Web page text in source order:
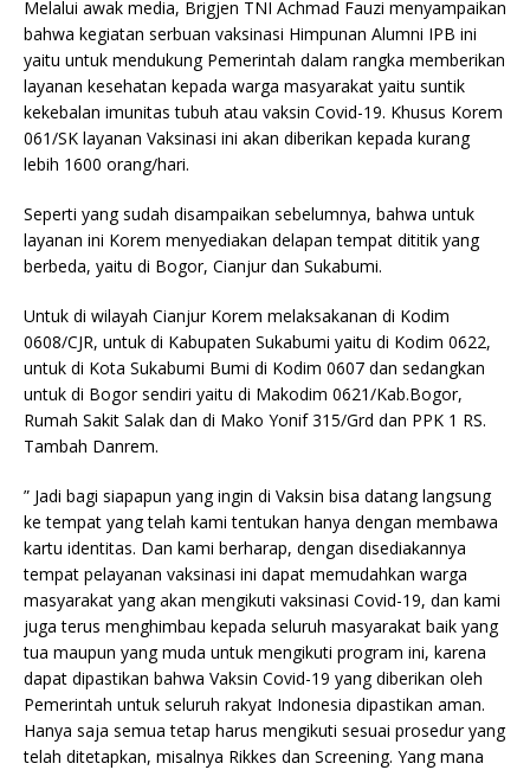
Melalui awak media, Brigjen TNI Achmad Fauzi menyampaikan
bahwa kegiatan serbuan vaksinasi Himpunan Alumni IPB ini
yaitu untuk mendukung Pemerintah dalam rangka memberikan
layanan kesehatan kepada warga masyarakat yaitu suntik
kekebalan imunitas tubuh atau vaksin Covid-19. Khusus Korem
061/SK layanan Vaksinasi ini akan diberikan kepada kurang
lebih 1600 orang/hari.
Seperti yang sudah disampaikan sebelumnya, bahwa untuk
layanan ini Korem menyediakan delapan tempat dititik yang
berbeda, yaitu di Bogor, Cianjur dan Sukabumi.
Untuk di wilayah Cianjur Korem melaksakanan di Kodim
0608/CJR, untuk di Kabupaten Sukabumi yaitu di Kodim 0622,
untuk di Kota Sukabumi Bumi di Kodim 0607 dan sedangkan
untuk di Bogor sendiri yaitu di Makodim 0621/Kab.Bogor,
Rumah Sakit Salak dan di Mako Yonif 315/Grd dan PPK 1 RS.
Tambah Danrem.
” Jadi bagi siapapun yang ingin di Vaksin bisa datang langsung
ke tempat yang telah kami tentukan hanya dengan membawa
kartu identitas. Dan kami berharap, dengan disediakannya
tempat pelayanan vaksinasi ini dapat memudahkan warga
masyarakat yang akan mengikuti vaksinasi Covid-19, dan kami
juga terus menghimbau kepada seluruh masyarakat baik yang
tua maupun yang muda untuk mengikuti program ini, karena
dapat dipastikan bahwa Vaksin Covid-19 yang diberikan oleh
Pemerintah untuk seluruh rakyat Indonesia dipastikan aman.
Hanya saja semua tetap harus mengikuti sesuai prosedur yang
telah ditetapkan, misalnya Rikkes dan Screening. Yang mana